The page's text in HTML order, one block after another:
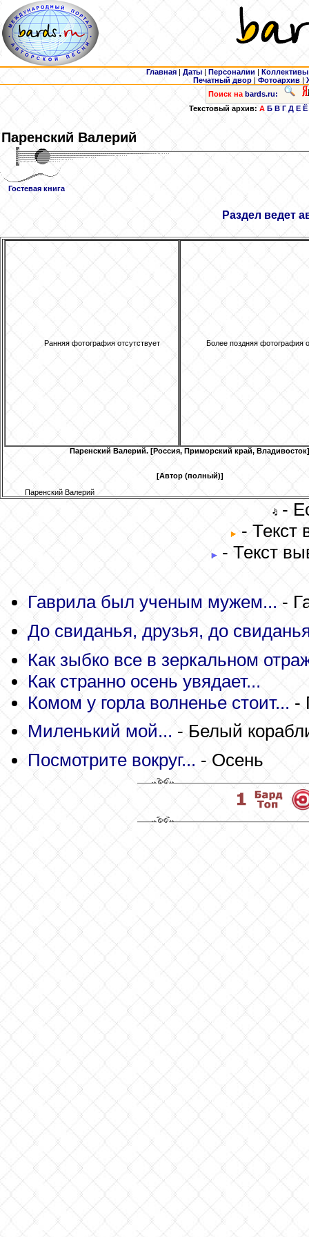
Главная | Даты | Персоналии | Коллективы
Печатный двор |Фотоархив |
Поиск на bards.ru:
Текстовый архив:А Б В Г Д Е Ё
Паренский Валерий
Гостевая книга
Раздел ведет
Ранняя фотография отсутствует Более поздняя фотография
Паренский Валерий. [Россия, Приморский край, Владивосток]
[Автор (полный)]
Паренский Валерий
-
- Текст
- Текст
Гаврила был ученым мужем... -
До свиданья, друзья, до
Как зыбко все в зеркальном
Как странно осень увядает...
Комом у горла волненье стоит... -
Миленький мой... - Белый
Посмотрите вокруг... - Осень